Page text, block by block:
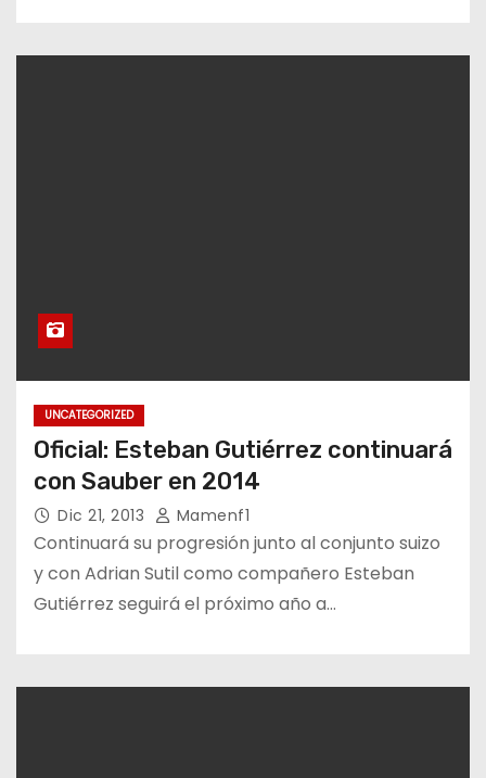
UNCATEGORIZED
Oficial: Esteban Gutiérrez continuará
con Sauber en 2014
Dic 21, 2013 Mamenf1
Continuará su progresión junto al conjunto suizo
y con Adrian Sutil como compañero Esteban
Gutiérrez seguirá el próximo año a…